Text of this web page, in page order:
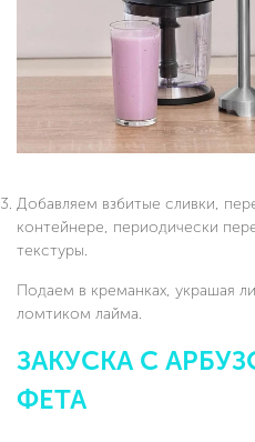
Добавляем взбитые сливки,
контейнере, периодически
текстуры.
Подаем в креманках, украшая
ломтиком лайма.
ЗАКУСКА С
ФЕТА